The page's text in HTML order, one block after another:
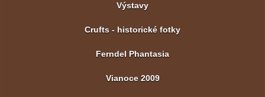
Výstavy
Crufts - historické fotky
Ferndel Phantasia
Vianoce 2009